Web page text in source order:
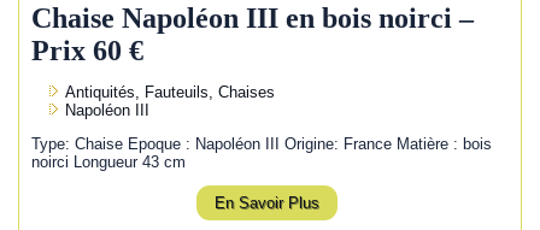
Chaise Napoléon III en bois noirci –
Prix 60 €
Antiquités, Fauteuils, Chaises
Napoléon III
Type: Chaise Epoque : Napoléon III Origine: France Matière : bois
noirci Longueur 43 cm
En Savoir Plus